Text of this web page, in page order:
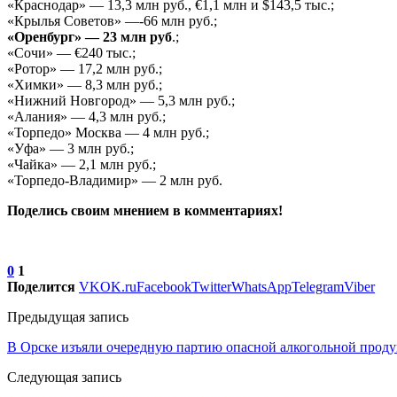
«Краснодар» — 13,3 млн руб., €1,1 млн и $143,5 тыс.;
«Крылья Советов» —-66 млн руб.;
«Оренбург» — 23 млн руб.;
«Сочи» — €240 тыс.;
«Ротор» — 17,2 млн руб.;
«Химки» — 8,3 млн руб.;
«Нижний Новгород» — 5,3 млн руб.;
«Алания» — 4,3 млн руб.;
«Торпедо» Москва — 4 млн руб.;
«Уфа» — 3 млн руб.;
«Чайка» — 2,1 млн руб.;
«Торпедо-Владимир» — 2 млн руб.
Поделись своим мнением в комментариях!
0 1
Поделится VKOK.ruFacebookTwitterWhatsAppTelegramViber
Предыдущая запись
В Орске изъяли очередную партию опасной алкогольной
Следующая запись